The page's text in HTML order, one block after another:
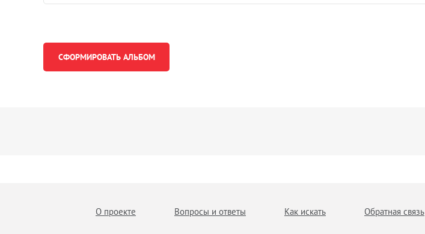
О проекте Вопросы и ответы Как искать Обратная связь